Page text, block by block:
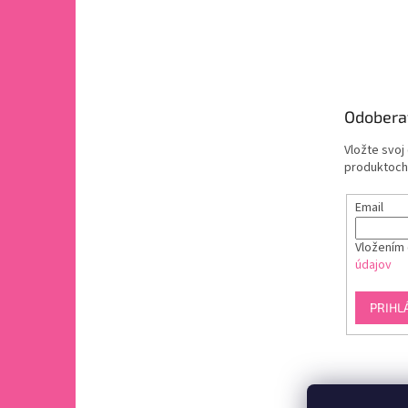
Vložte svoj
Email
údajov